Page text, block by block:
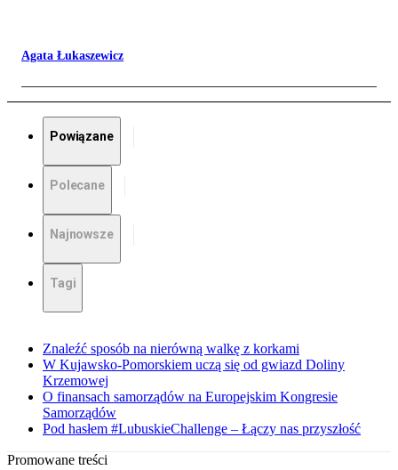
Agata Łukaszewicz
Powiązane
Polecane
Najnowsze
Tagi
Znaleźć sposób na nierówną walkę z korkami
W Kujawsko-Pomorskiem uczą się od gwiazd Doliny
Krzemowej
O finansach samorządów na Europejskim Kongresie
Samorządów
Pod hasłem #LubuskieChallenge – Łączy nas przyszłość
Promowane treści